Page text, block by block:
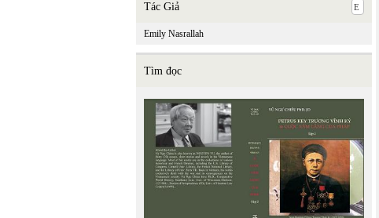
Tác Giả
Emily Nasrallah
Tìm đọc